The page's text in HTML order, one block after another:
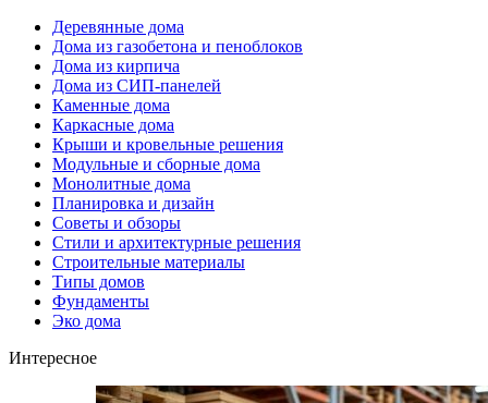
Деревянные дома
Дома из газобетона и пеноблоков
Дома из кирпича
Дома из СИП-панелей
Каменные дома
Каркасные дома
Крыши и кровельные решения
Модульные и сборные дома
Монолитные дома
Планировка и дизайн
Советы и обзоры
Стили и архитектурные решения
Строительные материалы
Типы домов
Фундаменты
Эко дома
Интересное